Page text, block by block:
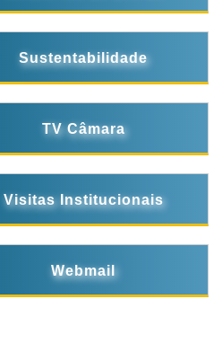
Sustentabilidade
TV Câmara
Visitas Institucionais
Webmail